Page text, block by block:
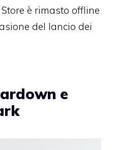
è rimasto offline
del lancio dei
e